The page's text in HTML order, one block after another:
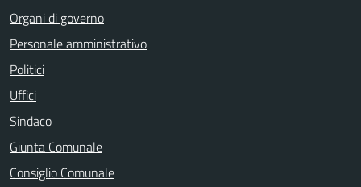
Organi di governo
Personale amministrativo
Politici
Uffici
Sindaco
Giunta Comunale
Consiglio Comunale